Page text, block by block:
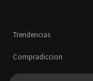
Trendencias
Compradiccion